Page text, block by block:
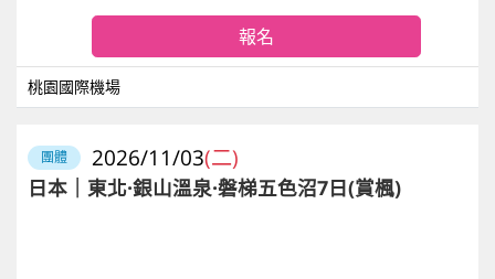
桃園國際機場
報名
團體 2026/11/03(二)
日本｜東北·銀山溫泉·磐梯五色沼7日(賞楓)